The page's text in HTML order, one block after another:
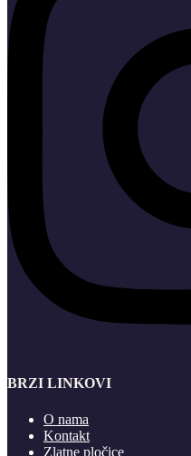
BRZI LINKOVI
O nama
Kontakt
Zlatne pločice